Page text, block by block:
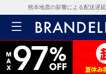
熊本地震の影響による配送遅延